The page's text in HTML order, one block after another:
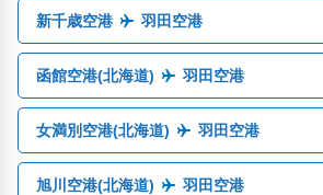
新千歳空港 羽田空港
函館空港(北海道) 羽田空港
女満別空港(北海道) 羽田空港
旭川空港(北海道) 羽田空港